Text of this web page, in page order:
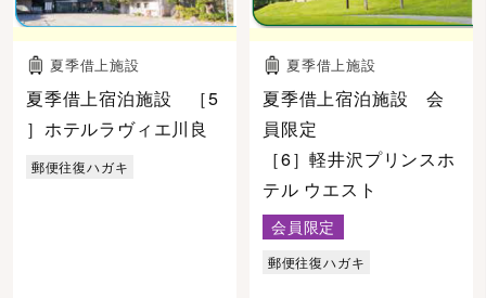
夏季借上施設
夏季借上宿泊施設 ［5
］ホテルラヴィエ川良
郵便往復ハガキ
夏季借上施設
夏季借上宿泊施設 会
員限定
［6］軽井沢プリンスホ
テル ウエスト
会員限定
郵便往復ハガキ